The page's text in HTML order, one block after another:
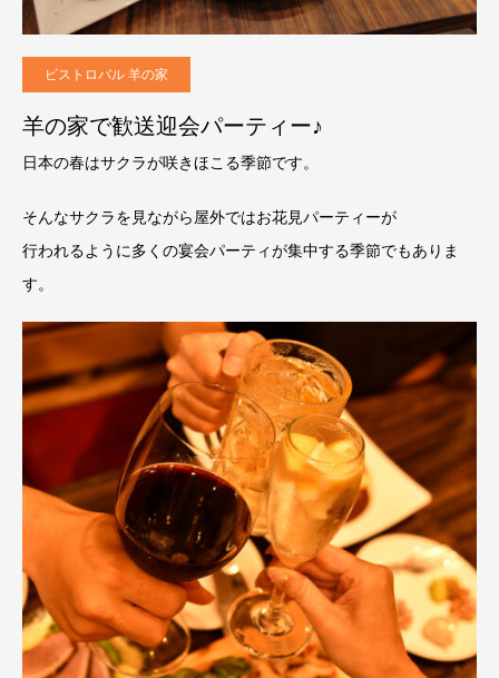
ビストロバル 羊の家
羊の家で歓送迎会パーティー♪
日本の春はサクラが咲きほこる季節です。
そんなサクラを見ながら屋外ではお花見パーティーが
行われるように多くの宴会パーティが集中する季節でもありま
す。